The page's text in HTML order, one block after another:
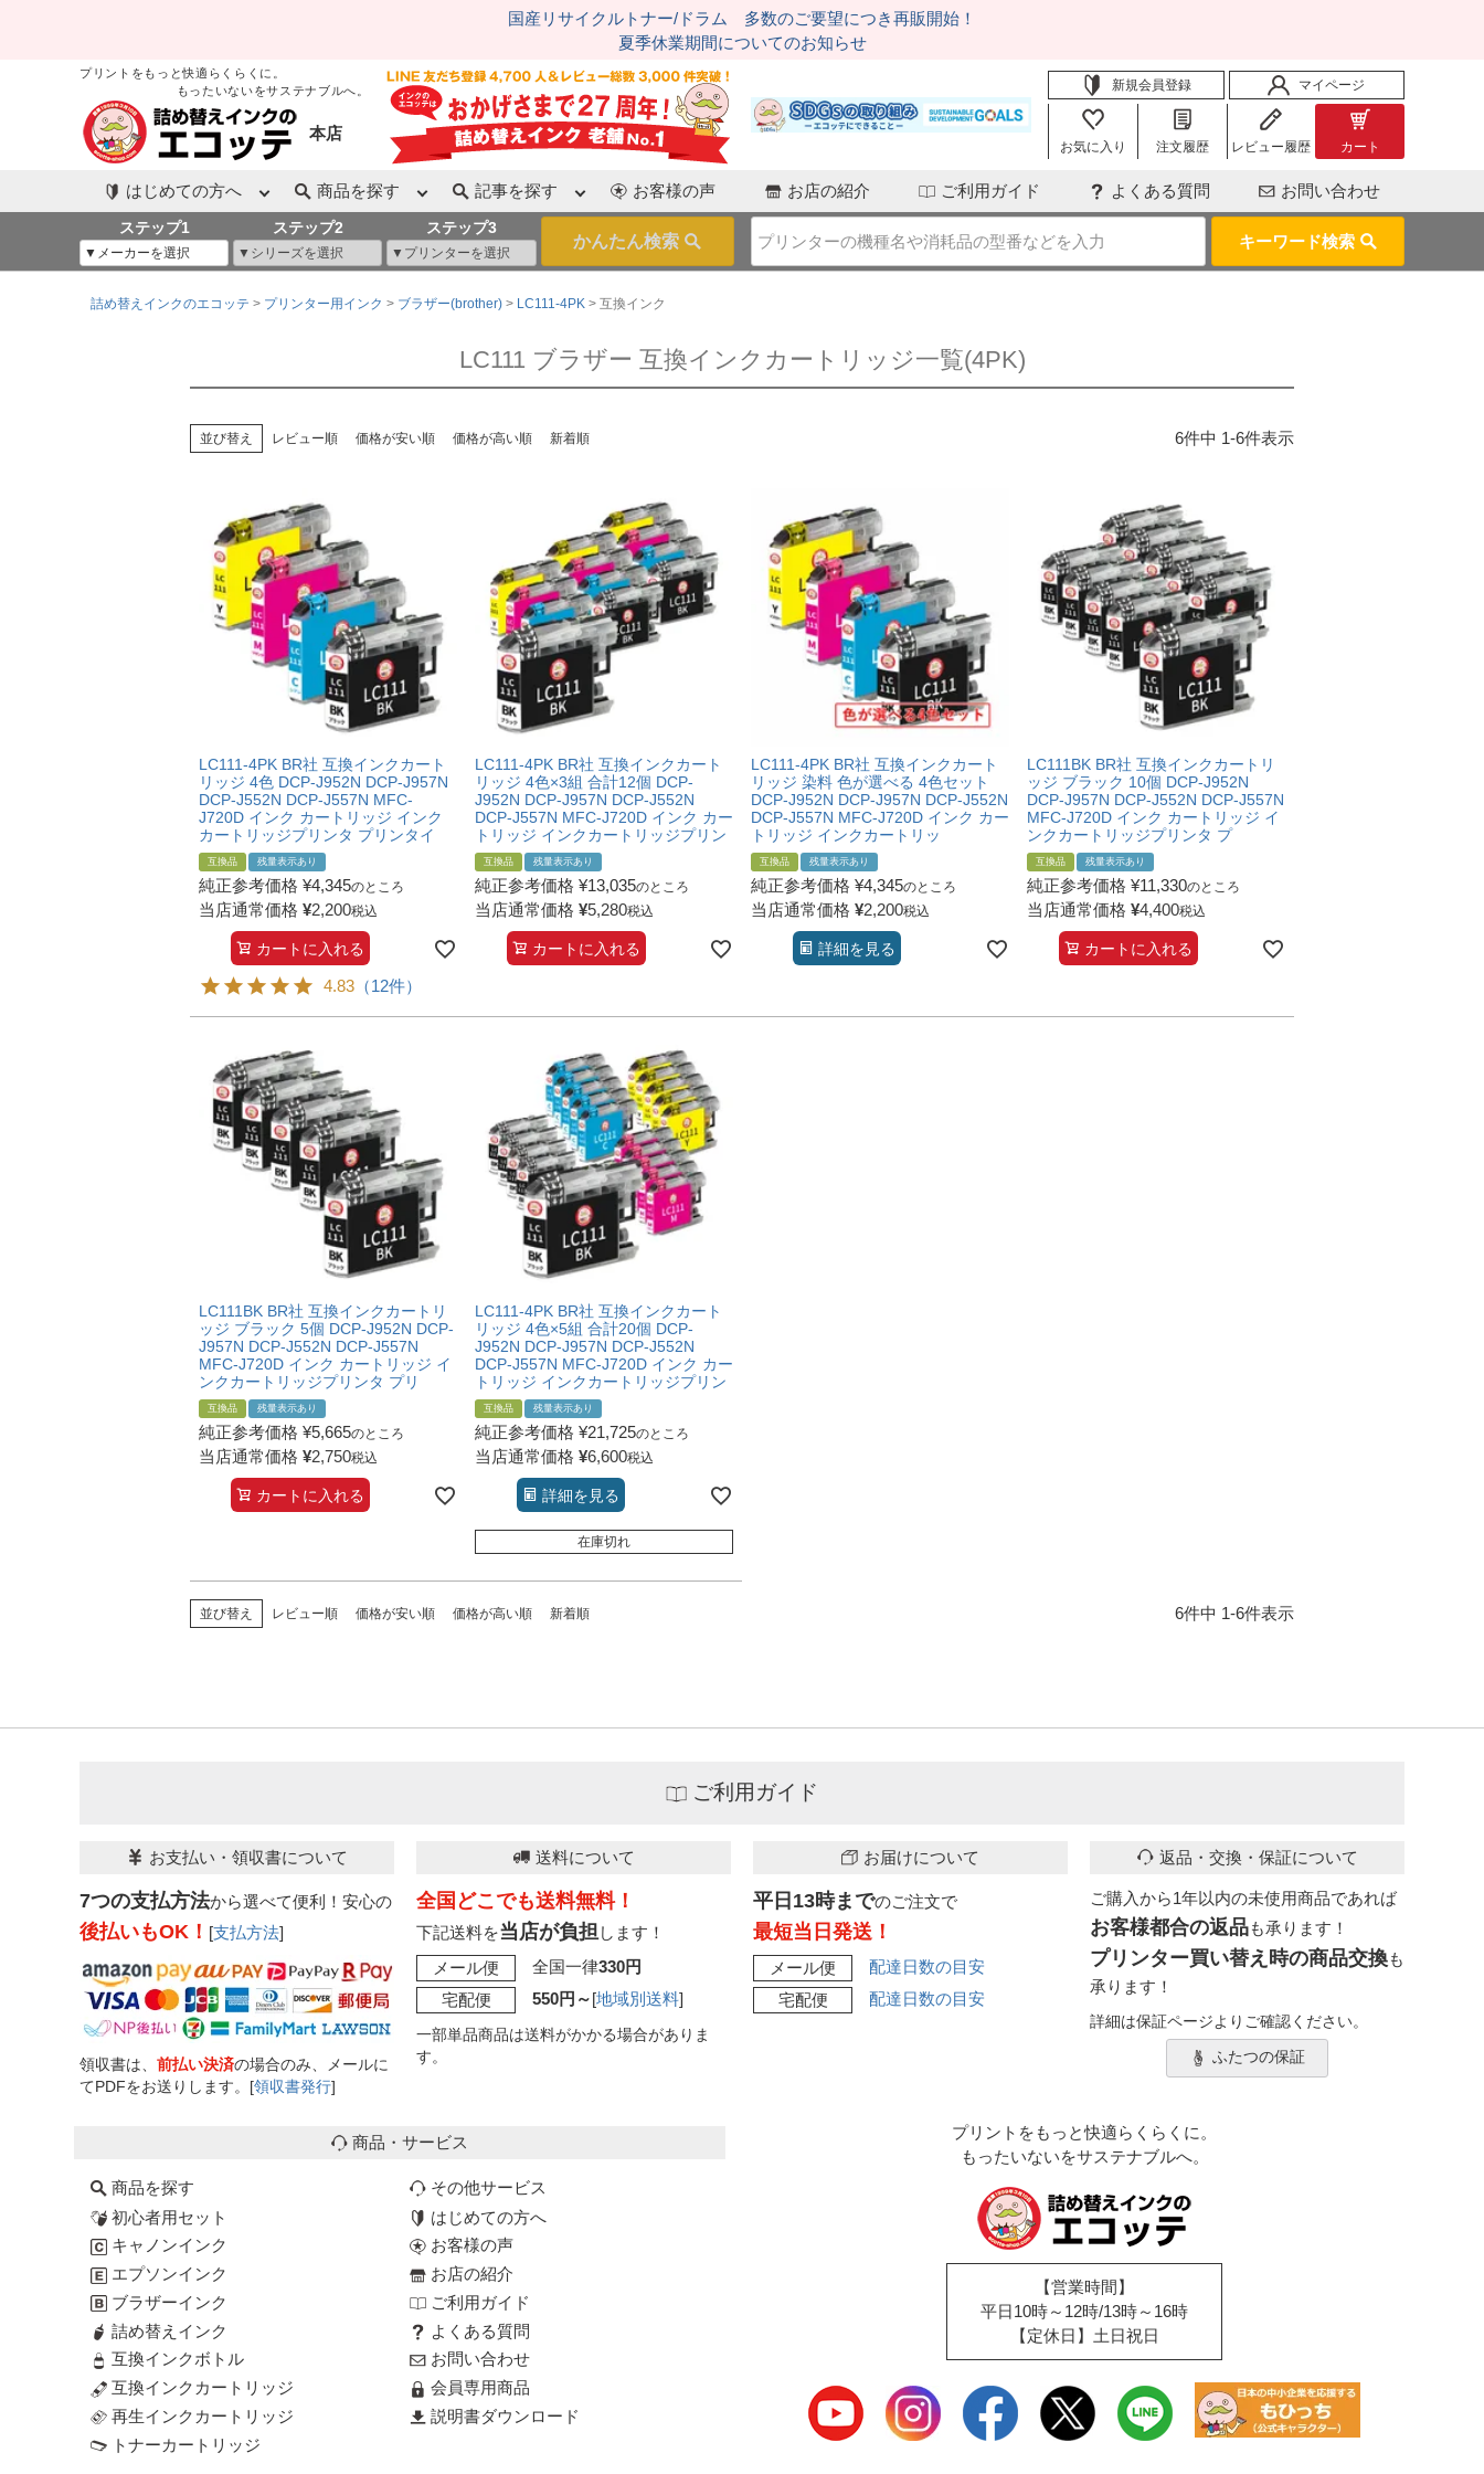
国産リサイクルトナー/ドラム 多数のご要望につき再販開始！
夏季休業期間についてのお知らせ
プリントをもっと快適らくらくに。
もったいないをサステナブルへ。
本店
新規会員登録 マイページ
お気に入り 注文履歴 レビュー履歴 カート
はじめての方へ 商品を探す 記事を探す お客様の声 お店の紹介 ご利用ガイド よくある質問 お問い合わせ
ステップ1 ステップ2 ステップ3
キーワード検索
詰め替えインクのエコッテ プリンター用インク ブラザー(brother) LC111-4PK 互換インク
LC111 ブラザー 互換インクカートリッジ一覧(4PK)
並び替え レビュー順 価格が安い順 価格が高い順 新着順 6件中 1-6件表示
LC111-4PK BR社 互換インクカート
リッジ 4色 DCP-J952N DCP-J957N
DCP-J552N DCP-J557N MFC-
J720D インク カートリッジ インク
カートリッジプリンタ プリンタイ
互換品 残量表示あり
純正参考価格 ¥4,345のところ
当店通常価格 ¥2,200税込
カートに入れる
4.83 （12件）
LC111-4PK BR社 互換インクカート
リッジ 4色×3組 合計12個 DCP-
J952N DCP-J957N DCP-J552N
DCP-J557N MFC-J720D インク カー
トリッジ インクカートリッジプリン
互換品 残量表示あり
純正参考価格 ¥13,035のところ
当店通常価格 ¥5,280税込
カートに入れる
LC111-4PK BR社 互換インクカート
リッジ 染料 色が選べる 4色セット
DCP-J952N DCP-J957N DCP-J552N
DCP-J557N MFC-J720D インク カー
トリッジ インクカートリッ
互換品 残量表示あり
純正参考価格 ¥4,345のところ
当店通常価格 ¥2,200税込
詳細を見る
LC111BK BR社 互換インクカートリ
ッジ ブラック 10個 DCP-J952N
DCP-J957N DCP-J552N DCP-J557N
MFC-J720D インク カートリッジ イ
ンクカートリッジプリンタ プ
互換品 残量表示あり
純正参考価格 ¥11,330のところ
当店通常価格 ¥4,400税込
カートに入れる
LC111BK BR社 互換インクカートリ
ッジ ブラック 5個 DCP-J952N DCP-
J957N DCP-J552N DCP-J557N
MFC-J720D インク カートリッジ イ
ンクカートリッジプリンタ プリ
互換品 残量表示あり
純正参考価格 ¥5,665のところ
当店通常価格 ¥2,750税込
カートに入れる
LC111-4PK BR社 互換インクカート
リッジ 4色×5組 合計20個 DCP-
J952N DCP-J957N DCP-J552N
DCP-J557N MFC-J720D インク カー
トリッジ インクカートリッジプリン
互換品 残量表示あり
純正参考価格 ¥21,725のところ
当店通常価格 ¥6,600税込
詳細を見る
在庫切れ
並び替え レビュー順 価格が安い順 価格が高い順 新着順 6件中 1-6件表示
ご利用ガイド
お支払い・領収書について
7つの支払方法から選べて便利！安心の
後払いもOK！ [支払方法]
領収書は、 前払い決済の場合のみ、メールに
てPDFをお送りします。[領収書発行]
送料について
全国どこでも送料無料！
下記送料を当店が負担 します！
メール便
全国一律330円
宅配便
550円～[地域別送料]
一部単品商品は送料がかかる場合がありま
す。
お届けについて
平日13時までのご注文で
最短当日発送！
メール便
配達日数の目安
宅配便
配達日数の目安
返品・交換・保証について
ご購入から1年以内の未使用商品であれば
お客様都合の返品も承ります！
プリンター買い替え時の商品交換も
承ります！
詳細は保証ページよりご確認ください。
ふたつの保証
商品・サービス
商品を探す
初心者用セット
キャノンインク
エプソンインク
ブラザーインク
詰め替えインク
互換インクボトル
互換インクカートリッジ
再生インクカートリッジ
トナーカートリッジ
その他サービス
はじめての方へ
お客様の声
お店の紹介
ご利用ガイド
よくある質問
お問い合わせ
会員専用商品
説明書ダウンロード
プリントをもっと快適らくらくに。
もったいないをサステナブルへ。
【営業時間】
平日10時～12時/13時～16時
【定休日】土日祝日